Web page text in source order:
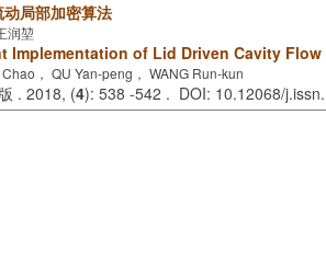
局部加密算法
润堃
Implementation of Lid Driven Cavity Flow
， QU Yan-peng， WANG Run-kun
. 2018, (4): 538 -542 . DOI: 10.12068/